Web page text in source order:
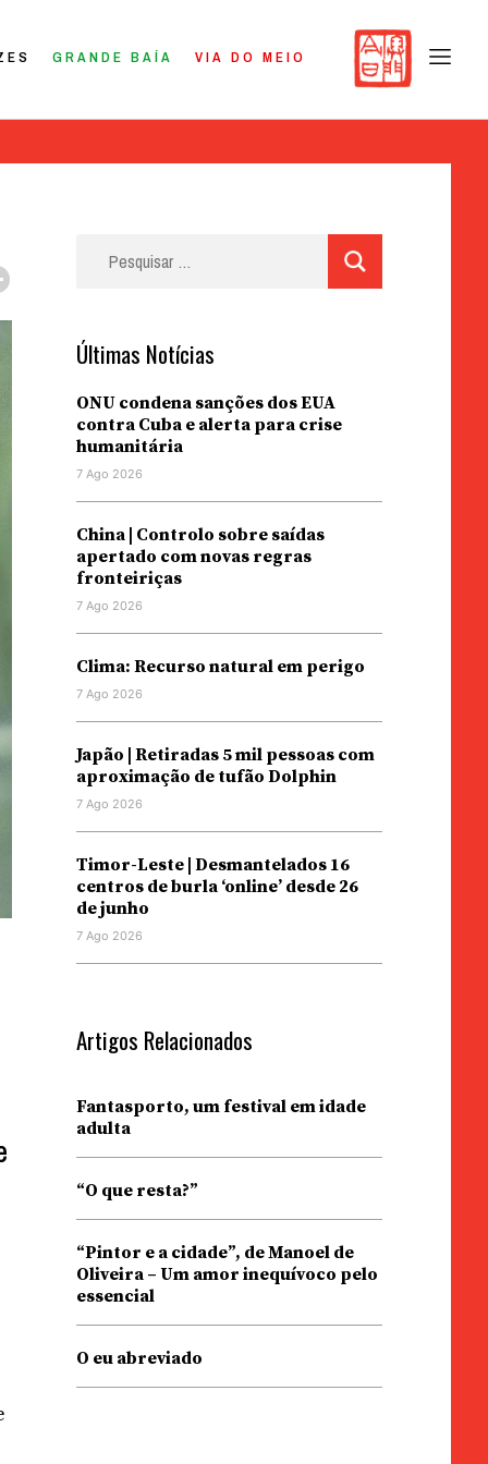
GRANDE BAÍA VIA DO MEIO
Últimas Notícias
ONU condena sanções dos EUA
contra Cuba e alerta para crise
humanitária
7 Ago 2026
China | Controlo sobre saídas
apertado com novas regras
fronteiriças
7 Ago 2026
Clima: Recurso natural em perigo
7 Ago 2026
Japão | Retiradas 5 mil pessoas com
aproximação de tufão Dolphin
7 Ago 2026
Timor-Leste | Desmantelados 16
centros de burla ‘online’ desde 26
de junho
7 Ago 2026
Artigos Relacionados
Fantasporto, um festival em idade
adulta
“O que resta?”
“Pintor e a cidade”, de Manoel de
Oliveira – Um amor inequívoco pelo
essencial
O eu abreviado